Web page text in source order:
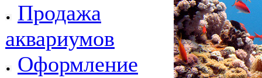
Продажа
аквариумов
Оформление